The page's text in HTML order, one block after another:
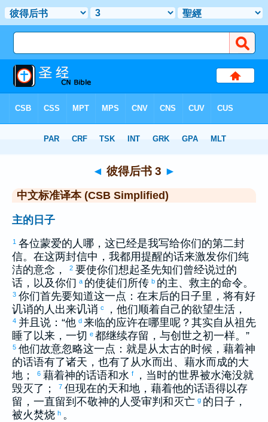
> 彼得后书 3
◄ 彼得后书 3 ►
中文标准译本 (CSB Simplified)
主的日子
1 各位蒙爱的人哪，这已经是我写给你们的第二封
信。在这两封信中，我都用提醒的话来激发你们纯
洁的意念，
2 要使你们想起圣先知们曾经说过的
话，以及你们 a 的使徒们所传 b 的主、救主的命令。
3 你们首先要知道这一点：在末后的日子里，将有好
讥诮的人出来讥诮 c ，他们顺着自己的欲望生活，
4 并且说：“他 d 来临的应许在哪里呢？其实自从祖先
睡了以来，一切 e 都继续存留，与创世之初一样。”
5 他们故意忽略这一点：就是从太古的时候，藉着神
的话语有了诸天，也有了从水而出、藉水而成的大
地；
6 藉着神的话语和水 f
，当时的世界被水淹没就
毁灭了；
7 但现在的天和地，藉着他的话语得以存
留，一直留到不敬神的人受审判和灭亡 g 的日子，
被火焚烧 h 。